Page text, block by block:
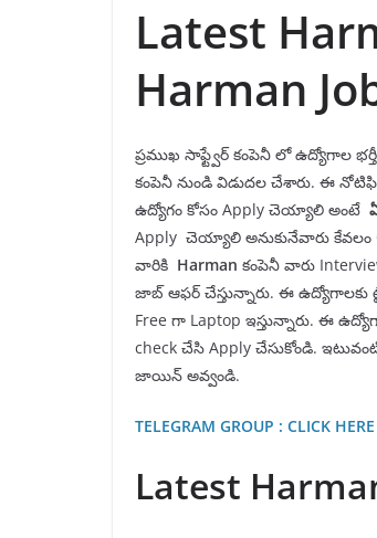
Latest
Harman
ప్రముఖ సాఫ్ట్వేర్ కంపెనీ లో ఉద్యోగాల
కంపెనీ నుండి విడుదల చేశారు. ఈ
ఉద్యోగం కోసం Apply చెయ్యాలి అంటే
Apply చెయ్యాలి అనుకునేవారు
వారికి Harman కంపెనీ వారు
జాబ్ ఆఫర్ చేస్తున్నారు. ఈ ఉద్యోగాలకు
Free గా Laptop ఇస్తున్నారు. ఈ
check చేసి Apply చేసుకోండి.
జాయిన్ అవ్వండి.
TELEGRAM GROUP : CLICK HERE
Latest